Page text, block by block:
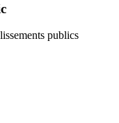
publics